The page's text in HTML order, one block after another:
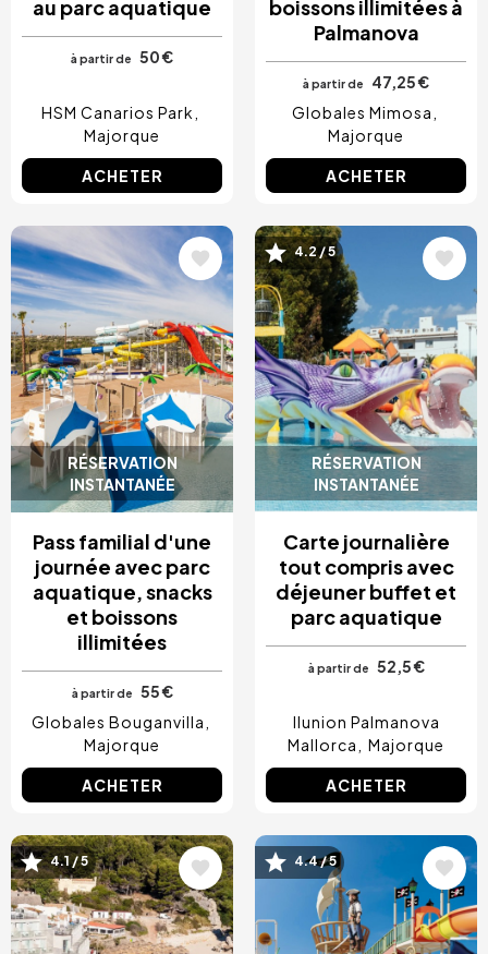
au parc aquatique
à partir de 50 €
HSM Canarios Park
Majorque
ACHETER
boissons illimitées à
Palmanova
à partir de
47,25 €
Globales Mimosa
Majorque
ACHETER
RÉSERVATION
INSTANTANÉE
Image
Pass familial d'une
journée avec parc
aquatique, snacks
et boissons
illimitées
à partir de
55 €
Globales Bouganvilla
Majorque
ACHETER
RÉSERVATION
INSTANTANÉE
Image
4.2 / 5
Carte journalière
tout compris avec
déjeuner buffet et
parc aquatique
à partir de 52,5 €
Ilunion Palmanova
Mallorca
Majorque
ACHETER
Image
4.1 / 5 Image
4.4 / 5